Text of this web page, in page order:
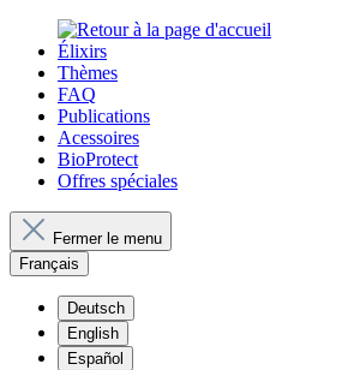
Élixirs
Thèmes
FAQ
Publications
Acessoires
BioProtect
Offres spéciales
Fermer le menu
Français
Deutsch
English
Español